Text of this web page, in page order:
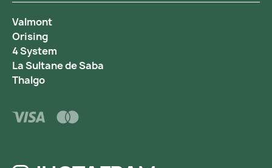
Valmont
Orising
4 System
La Sultane de Saba
Thalgo